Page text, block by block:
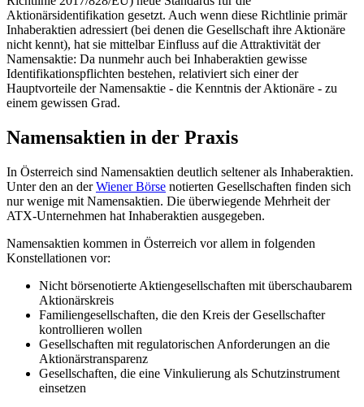
Aktionärsidentifikation gesetzt. Auch wenn diese Richtlinie primär
Inhaberaktien adressiert (bei denen die Gesellschaft ihre Aktionäre
nicht kennt), hat sie mittelbar Einfluss auf die Attraktivität der
Namensaktie: Da nunmehr auch bei Inhaberaktien gewisse
Identifikationspflichten bestehen, relativiert sich einer der
Hauptvorteile der Namensaktie - die Kenntnis der Aktionäre - zu
einem gewissen Grad.
Namensaktien in der Praxis
In Österreich sind Namensaktien deutlich seltener als Inhaberaktien.
Unter den an derWiener Börse notierten Gesellschaften finden sich
nur wenige mit Namensaktien. Die überwiegende Mehrheit der
ATX-Unternehmen hat Inhaberaktien ausgegeben.
Namensaktien kommen in Österreich vor allem in folgenden
Konstellationen vor:
Nicht börsenotierte Aktiengesellschaften mit überschaubarem
Aktionärskreis
Familiengesellschaften, die den Kreis der Gesellschafter
kontrollieren wollen
Gesellschaften mit regulatorischen Anforderungen an die
Aktionärstransparenz
Gesellschaften, die eine Vinkulierung als Schutzinstrument
einsetzen